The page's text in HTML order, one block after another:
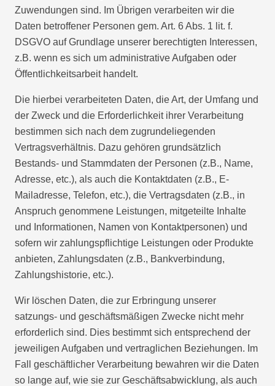
Zuwendungen sind. Im Übrigen verarbeiten wir die
Daten betroffener Personen gem. Art. 6 Abs. 1 lit. f.
DSGVO auf Grundlage unserer berechtigten Interessen,
z.B. wenn es sich um administrative Aufgaben oder
Öffentlichkeitsarbeit handelt.
Die hierbei verarbeiteten Daten, die Art, der Umfang und
der Zweck und die Erforderlichkeit ihrer Verarbeitung
bestimmen sich nach dem zugrundeliegenden
Vertragsverhältnis. Dazu gehören grundsätzlich
Bestands- und Stammdaten der Personen (z.B., Name,
Adresse, etc.), als auch die Kontaktdaten (z.B., E-
Mailadresse, Telefon, etc.), die Vertragsdaten (z.B., in
Anspruch genommene Leistungen, mitgeteilte Inhalte
und Informationen, Namen von Kontaktpersonen) und
sofern wir zahlungspflichtige Leistungen oder Produkte
anbieten, Zahlungsdaten (z.B., Bankverbindung,
Zahlungshistorie, etc.).
Wir löschen Daten, die zur Erbringung unserer
satzungs- und geschäftsmäßigen Zwecke nicht mehr
erforderlich sind. Dies bestimmt sich entsprechend der
jeweiligen Aufgaben und vertraglichen Beziehungen. Im
Fall geschäftlicher Verarbeitung bewahren wir die Daten
so lange auf, wie sie zur Geschäftsabwicklung, als auch